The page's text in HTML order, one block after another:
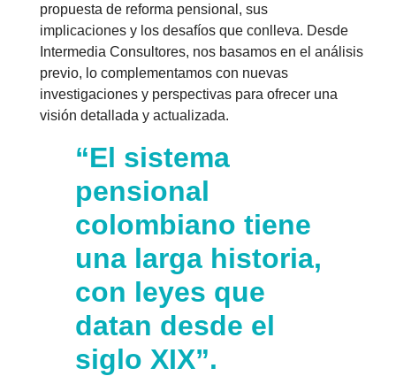
propuesta de reforma pensional, sus
implicaciones y los desafíos que conlleva. Desde
Intermedia Consultores, nos basamos en el análisis
previo, lo complementamos con nuevas
investigaciones y perspectivas para ofrecer una
visión detallada y actualizada.
“El sistema
pensional
colombiano tiene
una larga historia,
con leyes que
datan desde el
siglo XIX”.